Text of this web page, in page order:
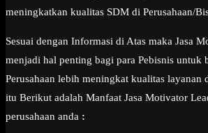
meningkatkan kualitas SDM di Perusahaan/
Sesuai dengan Informasi di Atas maka Jasa
menjadi hal penting bagi para Pebisnis untuk
Perusahaan lebih meningkat kualitas layanan
itu Berikut adalah Manfaat Jasa Motivator
perusahaan anda :